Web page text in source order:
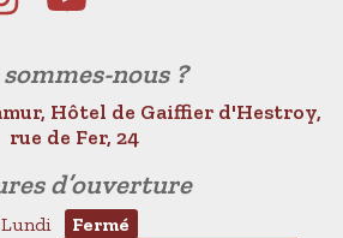
nous ?
Hôtel de Gaiffier d'Hestroy,
rue de Fer, 24
d’ouverture
Lundi
Fermé